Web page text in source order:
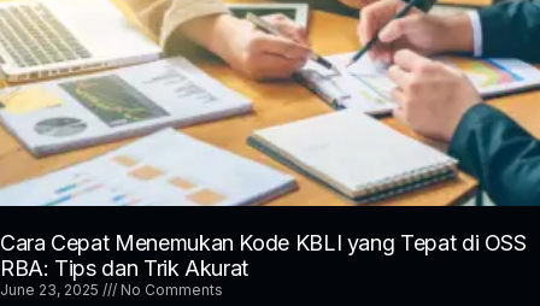
Cara Cepat Menemukan Kode KBLI yang Tepat di OSS
RBA: Tips dan Trik Akurat
June 23, 2025 No Comments